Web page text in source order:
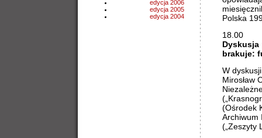
edycja 2006
edycja 2005
edycja 2004
Polska
18.00
Dyskusja
brakuje:
W
Mirosław
(Ośrodek
Archiwum
(„Zeszyty